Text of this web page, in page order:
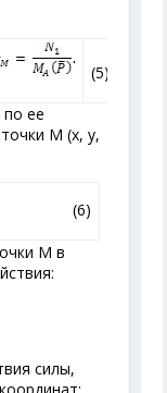
(5)
ее
М (х, у,
(6)
М в
силы,